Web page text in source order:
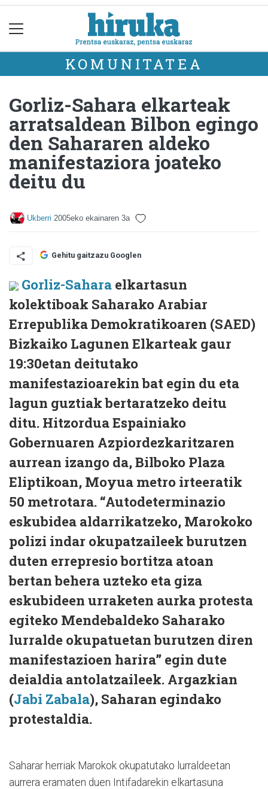
KOMUNITATEA
Gorliz-Sahara elkarteak
arratsaldean Bilbon egingo
den Sahararen aldeko
manifestaziora joateko
deitu du
Ukberri 2005eko ekainaren 3a
Gehitu gaitzazu Googlen
Gorliz-Sahara elkartasun
kolektiboak Saharako Arabiar
Errepublika Demokratikoaren (SAED)
Bizkaiko Lagunen Elkarteak gaur
19:30etan deitutako
manifestazioarekin bat egin du eta
lagun guztiak bertaratzeko deitu
ditu. Hitzordua Espainiako
Gobernuaren Azpiordezkaritzaren
aurrean izango da, Bilboko Plaza
Eliptikoan, Moyua metro irteeratik
50 metrotara. “Autodeterminazio
eskubidea aldarrikatzeko, Marokoko
polizi indar okupatzaileek burutzen
duten errepresio bortitza atoan
bertan behera uzteko eta giza
eskubideen urraketen aurka protesta
egiteko Mendebaldeko Saharako
lurralde okupatuetan burutzen diren
manifestazioen harira” egin dute
deialdia antolatzaileek. Argazkian
(Jabi Zabala), Saharan egindako
protestaldia.
Saharar herriak Marokok okupatutako lurraldeetan
aurrera eramaten duen Intifadarekin elkartasuna